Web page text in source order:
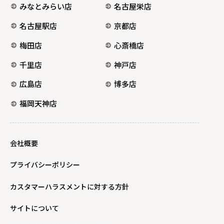
みなとみらい店
名古屋栄店
名古屋駅店
京都店
梅田店
心斎橋店
千里店
神戸店
広島店
博多店
福岡天神店
会社概要
プライバシーポリシー
カスタマーハラスメントに対する方針
サイトについて